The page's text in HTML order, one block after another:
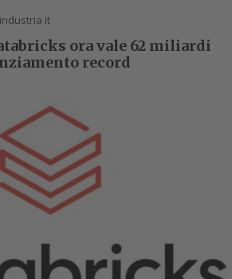
industria it
ora vale 62 miliardi
record